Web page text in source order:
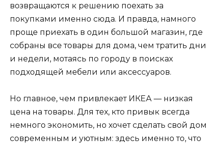
возвращаются к решению поехать за
покупками именно сюда. И правда, намного
проще приехать в один большой магазин, где
собраны все товары для дома, чем тратить дни
и недели, мотаясь по городу в поисках
подходящей мебели или аксессуаров.
Но главное, чем привлекает ИКЕА — низкая
цена на товары. Для тех, кто привык всегда
немного экономить, но хочет сделать свой дом
современным и уютным: здесь именно то, что